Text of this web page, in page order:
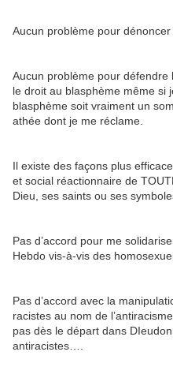
Aucun problème pour
Aucun problème pour défendre
le droit au blasphème même si
blasphème soit vraiment un
athée dont je me réclame.
Il existe des façons plus
et social réactionnaire de
Dieu, ses saints ou ses
Pas d’accord pour me
Hebdo vis-à-vis des
Pas d’accord avec la
racistes au nom de
pas dès le départ dans
antiracistes….